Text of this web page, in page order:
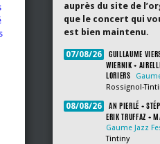
auprès du site de
que le concert qui
est bien maintenu.
07/08/26
GUILLAUME
WIERNIK +
LORIERS
Rossignol-
08/08/26
AN PIERLÉ +
ERIK TRUFFAZ +
Gaume Jazz
Tintiny